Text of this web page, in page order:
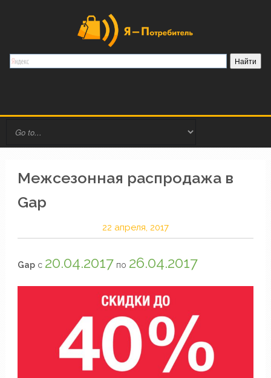
Межсезонная распродажа в
Gap
22 апреля, 2017
Gapс 20.04.2017 по 26.04.2017